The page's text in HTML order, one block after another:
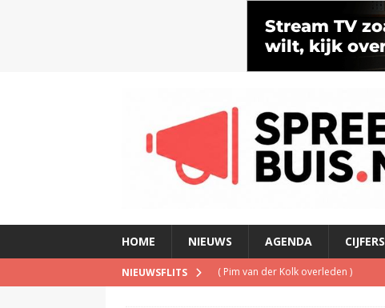
HOME NIEUWS AGENDA CIJFERS
NIEUWSFLITS ( Pim van der Kolk overleden )